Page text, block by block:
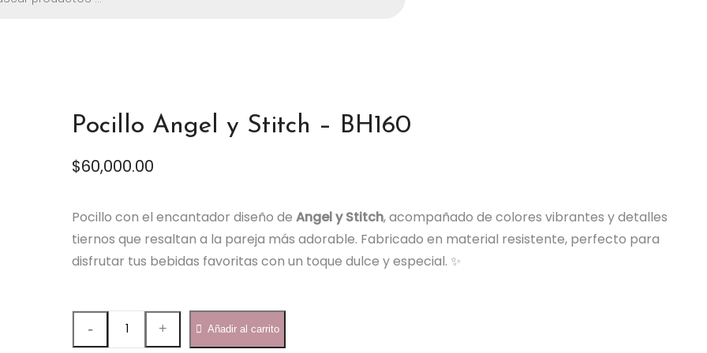
Pocillo Angel y Stitch – BH160
$60,000.00
Pocillo con el encantador diseño deAngel y Stitch, acompañado de colores vibrantes y detalles
tiernos que resaltan a la pareja más adorable. Fabricado en material resistente, perfecto para
disfrutar tus bebidas favoritas con un toque dulce y especial. ✨
Añadir al carrito